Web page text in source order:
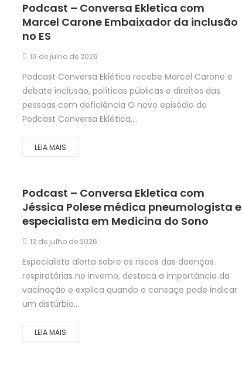
Podcast – Conversa Ekletica com
Marcel Carone Embaixador da inclusão
no ES
19 de julho de 2026
Podcast Conversa Eklética recebe Marcel Carone e
debate inclusão, políticas públicas e direitos das
pessoas com deficiência O novo episódio do
Podcast Conversa Eklética,...
LEIA MAIS
Podcast – Conversa Ekletica com
Jéssica Polese médica pneumologista e
especialista em Medicina do Sono
12 de julho de 2026
Especialista alerta sobre os riscos das doenças
respiratórias no inverno, destaca a importância da
vacinação e explica quando o cansaço pode indicar
um distúrbio...
LEIA MAIS